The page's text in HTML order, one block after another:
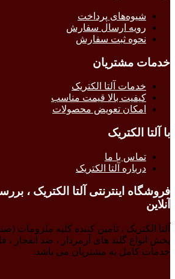
شیوه‌های پرداخت
رویه ارسال سفارش
نحوه ثبت سفارش
خدمات مشتریان
خدمات آلتا الکتریک
کیفیت بالا قیمت مناسب
امکان تعویض محصولات
با آلتا الکتریک
تماس با ما
درباره آلتا الکتریک
فروشگاه اینترنتی آلتا الکتریک ،
آنلاین
آلتا الکتریک ، تامین کننده کلیه ملزومات
پخش انواع گلند های آرمردار ، ضد انفجار ،
خدمات کامل به مشتریان می باشد.